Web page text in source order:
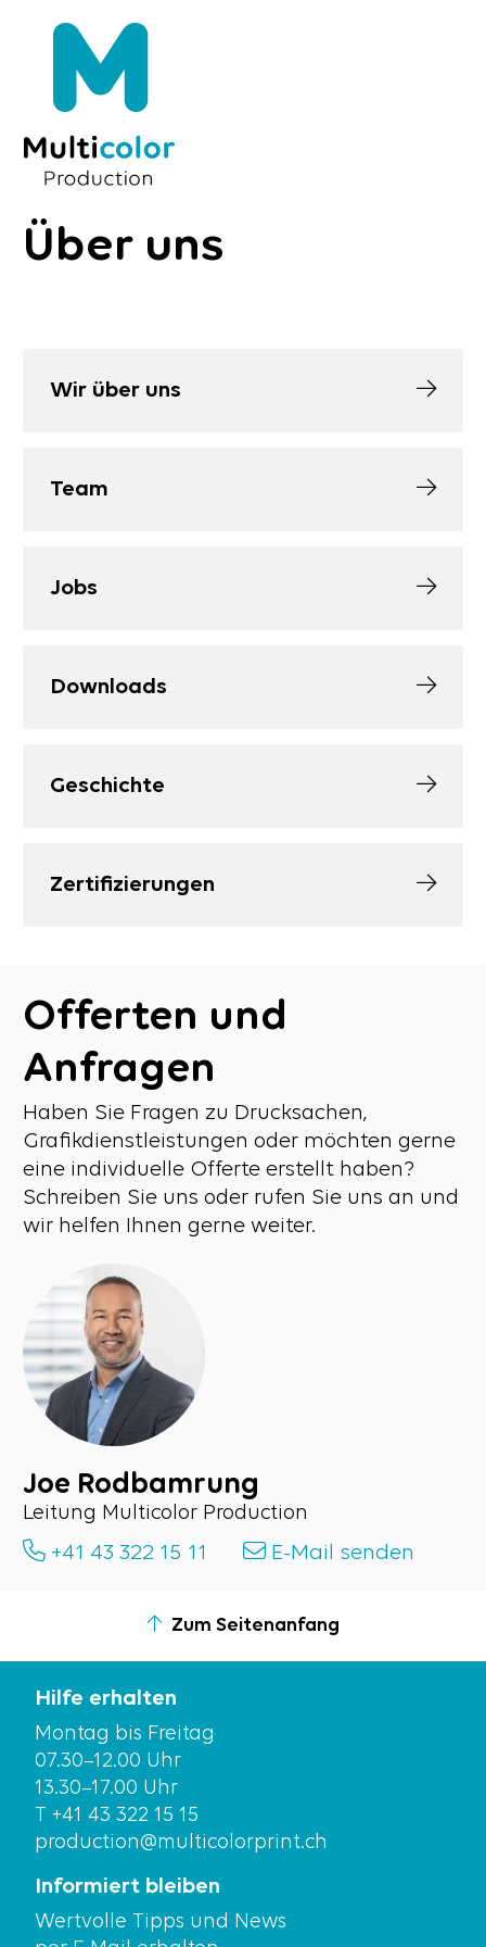
Über uns
Wir über uns
Team
Jobs
Downloads
Geschichte
Zertifizierungen
Offerten und
Anfragen
Haben Sie Fragen zu Drucksachen,
Grafikdienstleistungen oder möchten gerne
eine individuelle Offerte erstellt haben?
Schreiben Sie uns oder rufen Sie uns an und
wir helfen Ihnen gerne weiter.
Joe Rodbamrung
Leitung Multicolor Production
+41 43 322 15 11 E-Mail senden
Zum Seitenanfang
Hilfe erhalten
Montag bis Freitag
07.30–12.00 Uhr
13.30–17.00 Uhr
T +41 43 322 15 15
production@multicolorprint.ch
Informiert bleiben
Wertvolle Tipps und News